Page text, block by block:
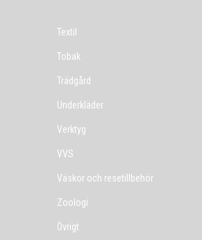
Textil
Tobak
Trädgård
Underkläder
Verktyg
VVS
Väskor och resetillbehör
Zoologi
Övrigt